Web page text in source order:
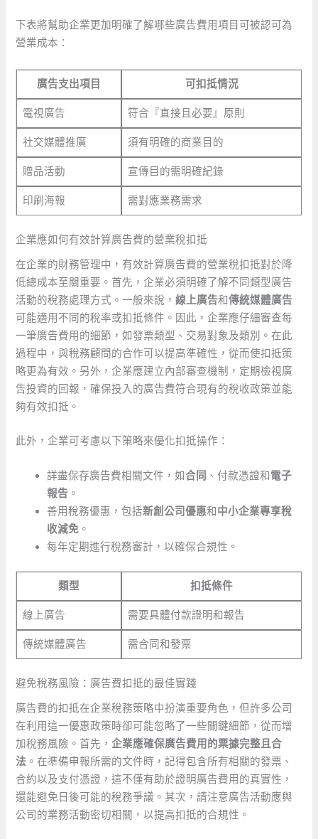
下表將幫助企業更加明確了解哪些廣告費用項目可被認可為
營業成本：
廣告支出項目 可扣抵情況
電視廣告 符合『直接且必要』原則
社交媒體推廣 須有明確的商業目的
贈品活動 宣傳目的需明確紀錄
印刷海報 需對應業務需求
企業應如何有效計算廣告費的營業稅扣抵
在企業的財務管理中，有效計算廣告費的營業稅扣抵對於降
低總成本至關重要。首先，企業必須明確了解不同類型廣告
活動的稅務處理方式。一般來說，線上廣告和傳統媒體廣告
可能適用不同的稅率或扣抵條件。因此，企業應仔細審查每
一筆廣告費用的細節，如發票類型、交易對象及類別。在此
過程中，與稅務顧問的合作可以提高準確性，從而使扣抵策
略更為有效。另外，企業應建立內部審查機制，定期檢視廣
告投資的回報，確保投入的廣告費符合現有的稅收政策並能
夠有效扣抵。
此外，企業可考慮以下策略來優化扣抵操作：
詳盡保存廣告費相關文件，如合同 、付款憑證和電子
報告 。
善用稅務優惠，包括新創公司優惠和中小企業專享稅
收減免 。
每年定期進行稅務審計，以確保合規性。
類型 扣抵條件
線上廣告 需要具體付款證明和報告
傳統媒體廣告 需合同和發票
避免稅務風險：廣告費扣抵的最佳實踐
廣告費的扣抵在企業稅務策略中扮演重要角色，但許多公司
在利用這一優惠政策時卻可能忽略了一些關鍵細節，從而增
加稅務風險。首先，企業應確保廣告費用的票據完整且合
法 。在準備申報所需的文件時，記得包含所有相關的發票、
合約以及支付憑證，這不僅有助於證明廣告費用的真實性，
還能避免日後可能的稅務爭議。其次，請注意廣告活動應與
公司的業務活動密切相關，以提高扣抵的合規性。